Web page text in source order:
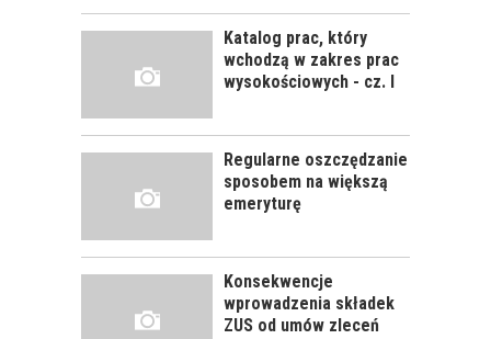
WYGLĄDAĆ
PRAWIDŁOWE
SZKOLENIE
PRACOWNIKÓW?
ROZWÓJ
PRACOWNIKA - JAK O
NIEGO DBAĆ?
Katalog prac, który
wchodzą w zakres prac
wysokościowych - cz. I
Regularne oszczędzanie
sposobem na większą
emeryturę
Konsekwencje
wprowadzenia składek
ZUS od umów zleceń